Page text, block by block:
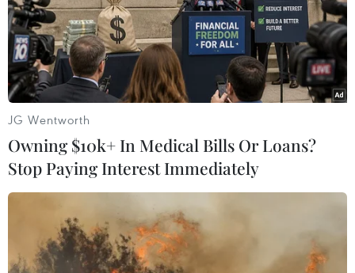
Theo dõi VietnamPlus
TIN LIÊN QUAN
JG Wentworth
Owning $10k+ In Medical Bills Or Loans?
Stop Paying Interest Immediately